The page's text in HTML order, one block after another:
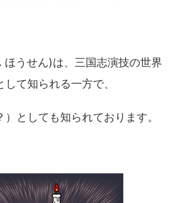
ほうせん)は、三国志演技の世界
て知られる一方で、
としても知られております。